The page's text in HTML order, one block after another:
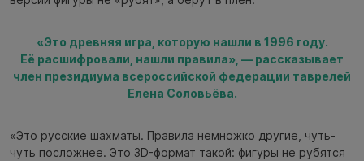
«Это древняя игра, которую нашли в 1996 году.
Её расшифровали, нашли правила», — рассказывает
член президиума всероссийской федерации таврелей
Елена Соловьёва.
«Это русские шахматы. Правила немножко другие, чуть-
чуть посложнее. Это 3D-формат такой: фигуры не рубятся